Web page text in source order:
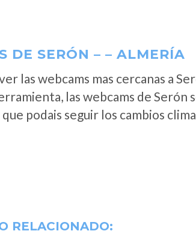
DE SERÓN – – ALMERÍA
las webcams mas cercanas a
las webcams de Serón
podais seguir los cambios
RELACIONADO: